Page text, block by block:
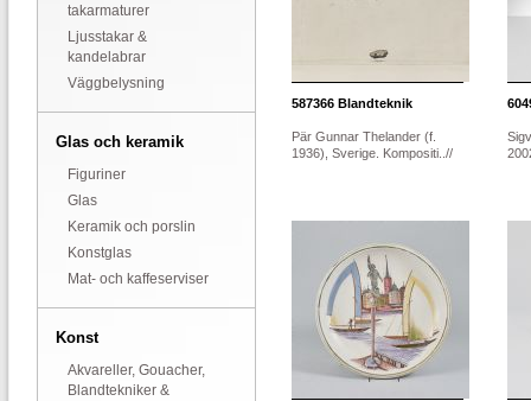
takarmaturer
Ljusstakar &
kandelabrar
Väggbelysning
Glas och keramik
Figuriner
Glas
Keramik och porslin
Konstglas
Mat- och kaffeserviser
Konst
Akvareller, Gouacher,
Blandtekniker &
587366 Blandteknik
Pär Gunnar Thelander (f.
1936), Sverige. Kompositi..//